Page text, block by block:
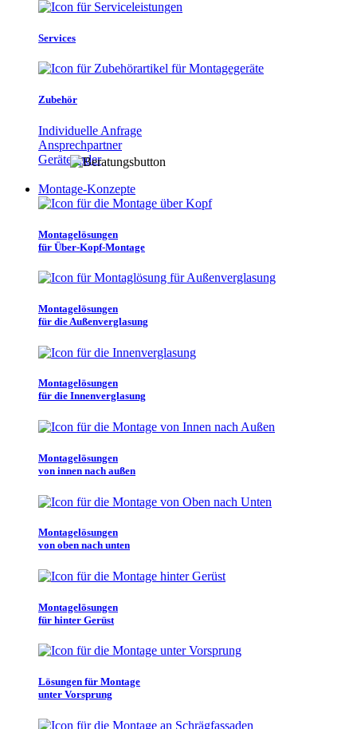
Services
Zubehör
Individuelle Anfrage
Ansprechpartner
Gerätefinder
Montage-Konzepte
Montagelösungen
für Über-Kopf-Montage
Montagelösungen
für die Außenverglasung
Montagelösungen
für die Innenverglasung
Montagelösungen
von innen nach außen
Montagelösungen
von oben nach unten
Montagelösungen
für hinter Gerüst
Lösungen für Montage
unter Vorsprung